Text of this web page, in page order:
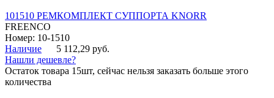
101510 РЕМКОМПЛЕКТ СУППОРТА KNORR
FREENCO
Номер: 10-1510
Наличие
5 112,29 руб.
Нашли дешевле?
Остаток товара 15шт, сейчас нельзя заказать больше этого
количества